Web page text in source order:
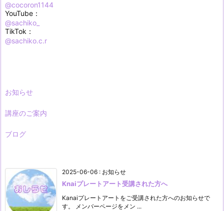
@cocoron1144
YouTube：
@sachiko_
TikTok：
@sachiko.c.r
お知らせ
講座のご案内
ブログ
2025-06-06 : お知らせ
Knaiプレートアート受講された方へ
Kanaiプレートアートをご受講された方へのお知らせで
す。 メンバーページをメン ...